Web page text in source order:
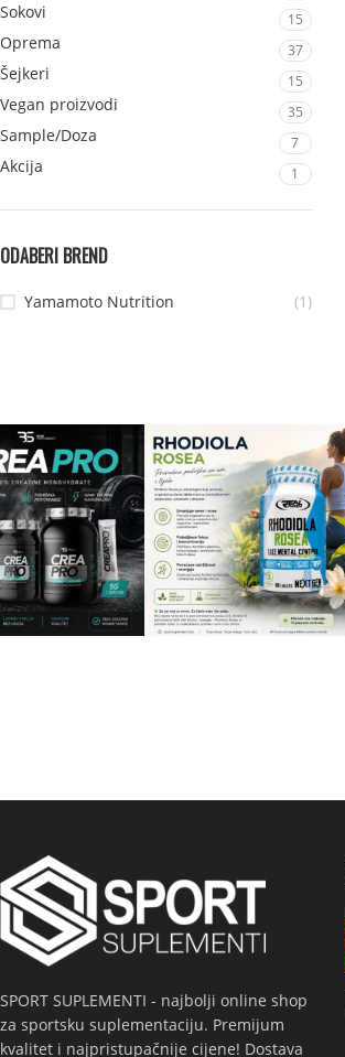
Sokovi 15
Oprema 37
Šejkeri 15
Vegan proizvodi 35
Sample/Doza 7
Akcija 1
ODABERI BREND
Yamamoto Nutrition (1)
SPORT SUPLEMENTI - najbolji online shop
za sportsku suplementaciju. Premijum
kvalitet i najpristupačnije cijene! Dostava